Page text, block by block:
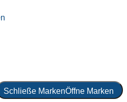
Schließe MarkenÖffne Marken